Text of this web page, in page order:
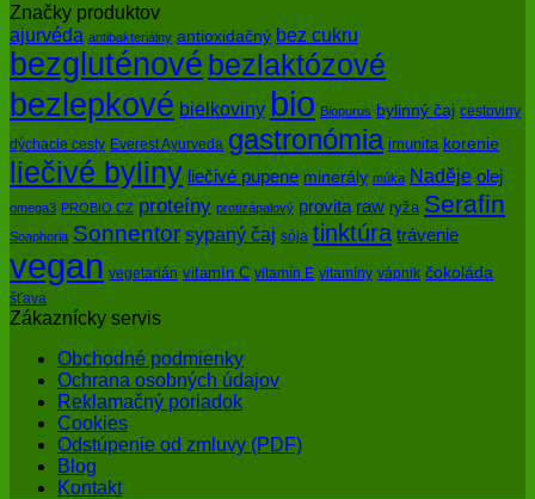
Značky produktov
ajurvéda antibakteriálny antioxidačný bez cukru
bezgluténové bezlaktózové
bezlepkové bielkoviny bio Biopurus bylinný čaj cestoviny
dýchacie cesty Everest Ayurveda gastronómia imunita korenie
liečivé byliny liečivé pupene minerály múka Naděje olej
omega3 PROBIO CZ proteíny protizápalový provita raw ryža Serafin
Soaphoria Sonnentor sypaný čaj sója tinktúra trávenie
vegan vegetarián vitamín C vitamín E vitamíny vápnik čokoláda
šťava
Zákaznícky servis
Obchodné podmienky
Ochrana osobných údajov
Reklamačný poriadok
Cookies
Odstúpenie od zmluvy (PDF)
Blog
Kontakt